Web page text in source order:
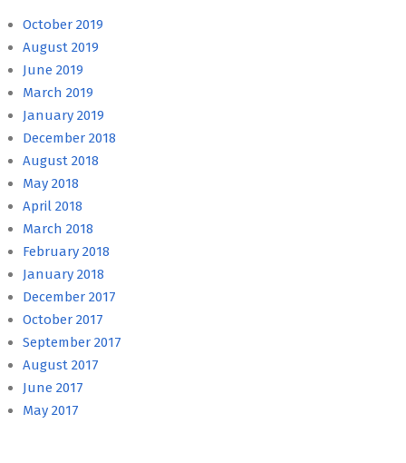
October 2019
August 2019
June 2019
March 2019
January 2019
December 2018
August 2018
May 2018
April 2018
March 2018
February 2018
January 2018
December 2017
October 2017
September 2017
August 2017
June 2017
May 2017